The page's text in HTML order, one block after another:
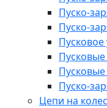
Пуско-
Пуско-
Пусковое
Пуско-
Цепи на